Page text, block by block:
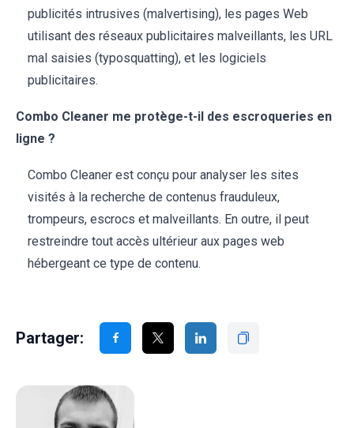
publicités intrusives (malvertising), les pages Web
utilisant des réseaux publicitaires malveillants, les URL
mal saisies (typosquatting), et les logiciels
publicitaires.
Combo Cleaner me protège-t-il des escroqueries en
ligne ?
Combo Cleaner est conçu pour analyser les sites
visités à la recherche de contenus frauduleux,
trompeurs, escrocs et malveillants. En outre, il peut
restreindre tout accès ultérieur aux pages web
hébergeant ce type de contenu.
Partager: